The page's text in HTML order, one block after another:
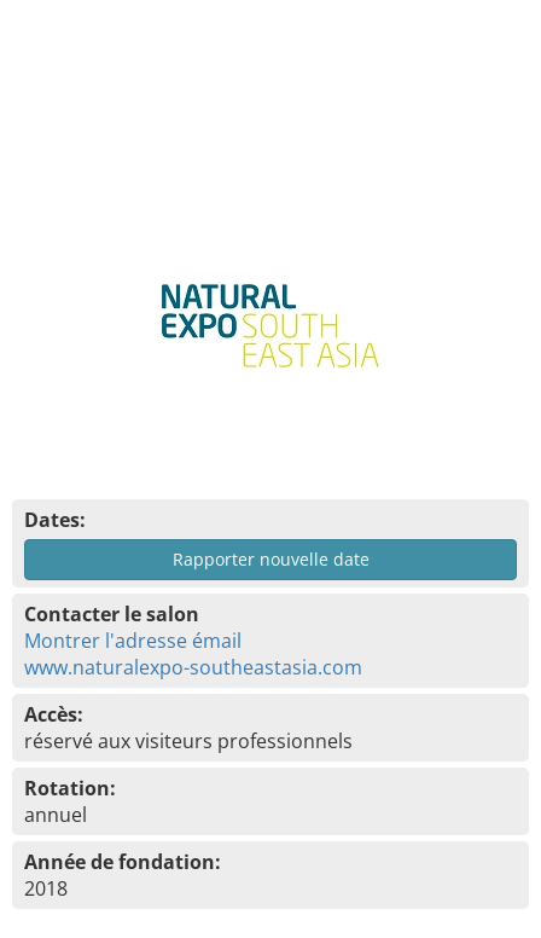
Dates:
Rapporter nouvelle date
Contacter le salon
Montrer l'adresse émail
www.naturalexpo-southeastasia.com
Accès:
réservé aux visiteurs professionnels
Rotation:
annuel
Année de fondation:
2018